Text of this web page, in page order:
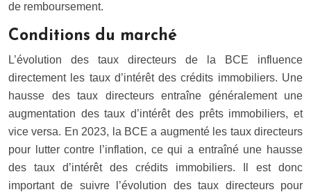
de remboursement.
Conditions du marché
L’évolution des taux directeurs de la BCE influence
directement les taux d’intérêt des crédits immobiliers. Une
hausse des taux directeurs entraîne généralement une
augmentation des taux d’intérêt des prêts immobiliers, et
vice versa. En 2023, la BCE a augmenté les taux directeurs
pour lutter contre l’inflation, ce qui a entraîné une hausse
des taux d’intérêt des crédits immobiliers. Il est donc
important de suivre l’évolution des taux directeurs pour